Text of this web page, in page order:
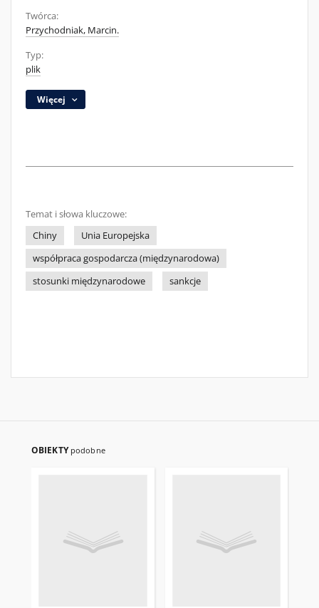
Twórca:
Przychodniak, Marcin.
Typ:
plik
Więcej
Temat i słowa kluczowe:
Chiny
Unia Europejska
współpraca gospodarcza (międzynarodowa)
stosunki międzynarodowe
sankcje
OBIEKTY podobne